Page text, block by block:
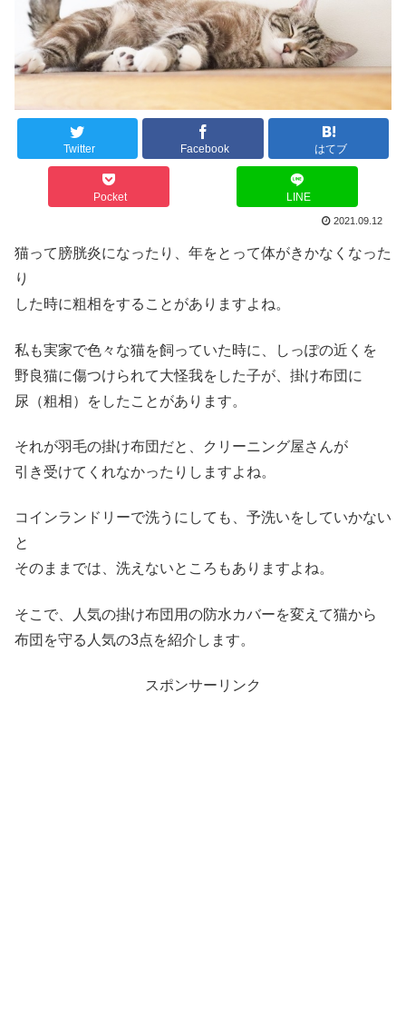
Twitter Facebook はてブ
Pocket LINE
2021.09.12
猫って膀胱炎になったり、年をとって体がきかなくなった
り
した時に粗相をすることがありますよね。
私も実家で色々な猫を飼っていた時に、しっぽの近くを
野良猫に傷つけられて大怪我をした子が、掛け布団に
尿（粗相）をしたことがあります。
それが羽毛の掛け布団だと、クリーニング屋さんが
引き受けてくれなかったりしますよね。
コインランドリーで洗うにしても、予洗いをしていかない
と
そのままでは、洗えないところもありますよね。
そこで、人気の掛け布団用の防水カバーを変えて猫から
布団を守る人気の3点を紹介します。
スポンサーリンク